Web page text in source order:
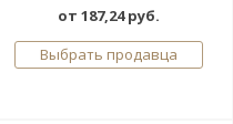
от 187,24 руб.
Выбрать продавца